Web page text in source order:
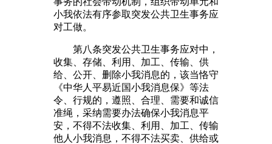
小我依法有序参取突发公共卫生事务应
对工做。
第八条突发公共卫生事务应对中，
收集、存储、利用、加工、传输、供
给、公开、删除小我消息的，该当恪守
《中华人平易近国小我消息保》等法
令、行规的，遵照、合理、需要和诚信
准绳，采纳需要办法确保小我消息平
安，不得不法收集、利用、加工、传输
他人小我消息，不得不法买卖、供给或